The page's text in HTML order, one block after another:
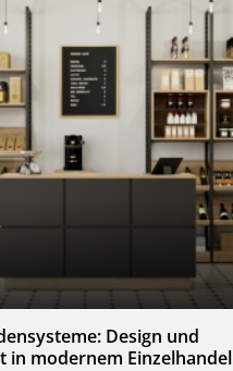
Design und
in modernem Einzelhandel